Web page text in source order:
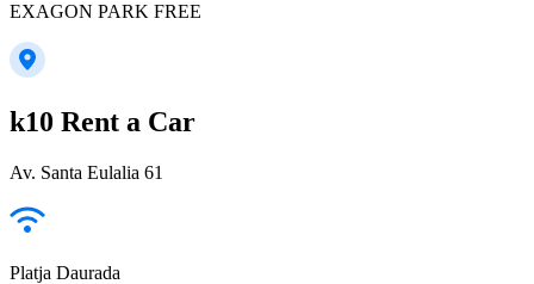
EXAGON PARK FREE
k10 Rent a Car
Av. Santa Eulalia 61
Platja Daurada